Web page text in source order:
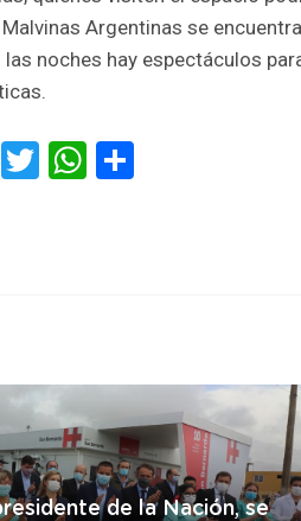
Malvinas Argentinas se
noches hay espectáculos
Facebook
TwitterWhatsApp
de la Nación, se